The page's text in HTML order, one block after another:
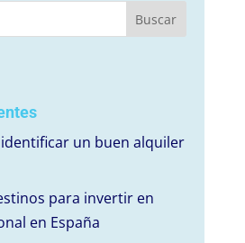
un buen alquiler
para invertir en
en España